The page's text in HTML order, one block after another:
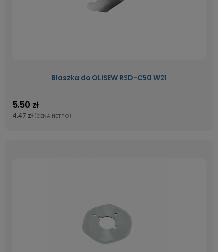
Blaszka do OLISEW RSD-C50 W21
5,50 zł
4,47 zł (CENA NETTO)